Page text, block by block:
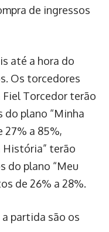
de ingressos
até a hora do
Os torcedores
Torcedor terão
do plano “Minha
27% a 85%,
História” terão
do plano “Meu
de 26% a 28%.
partida são os